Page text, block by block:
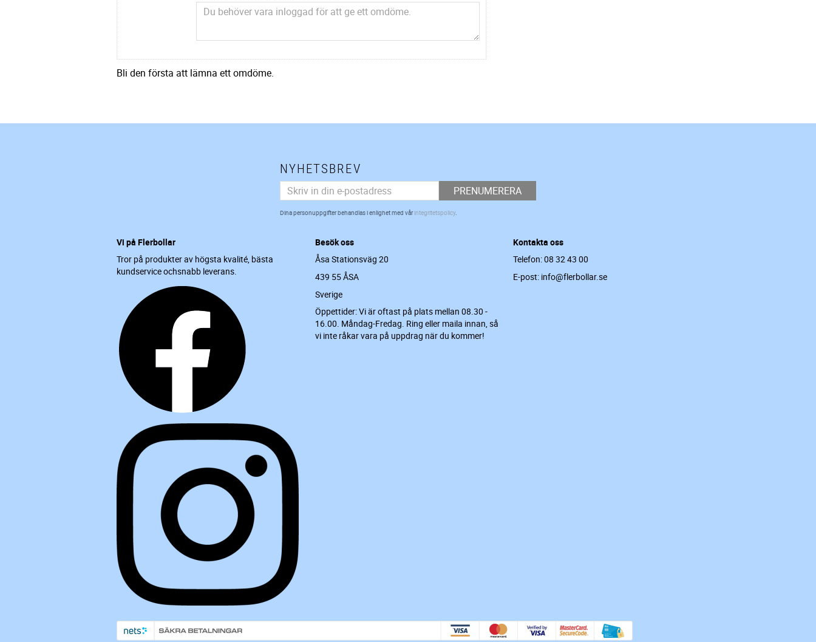
Bli den första att lämna ett omdöme.
NYHETSBREV
PRENUMERERA
Dina personuppgifter behandlas i enlighet med vårintegritetspolicy.
Vi på Flerbollar
Tror på produkter av högsta kvalité, bästa
kundservice ochsnabb leverans.
Besök oss
Åsa Stationsväg 20
439 55 ÅSA
Sverige
Öppettider: Vi är oftast på plats mellan 08.30 -
16.00. Måndag-Fredag. Ring eller maila innan, så
vi inte råkar vara på uppdrag när du kommer!
Kontakta oss
Telefon: 08 32 43 00
E-post: info@flerbollar.se